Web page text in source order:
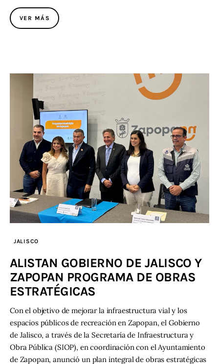
VER MÁS
JALISCO
ALISTAN GOBIERNO DE JALISCO Y
ZAPOPAN PROGRAMA DE OBRAS
ESTRATÉGICAS
Con el objetivo de mejorar la infraestructura vial y los
espacios públicos de recreación en Zapopan, el Gobierno
de Jalisco, a través de la Secretaría de Infraestructura y
Obra Pública (SIOP), en coordinación con el Ayuntamiento
de Zapopan, anunció un plan integral de obras estratégicas